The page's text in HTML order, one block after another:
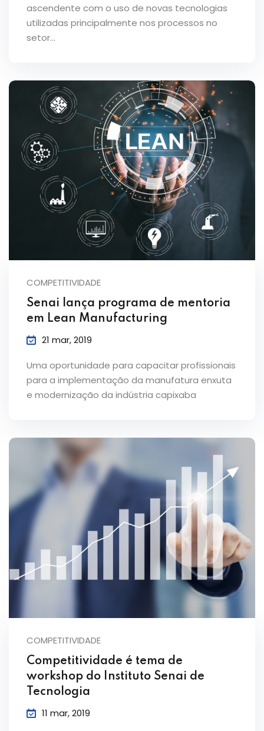
ascendente com o uso de novas tecnologias
utilizadas principalmente nos processos no
setor…
COMPETITIVIDADE
Senai lança programa de mentoria
em Lean Manufacturing
21 mar, 2019
Uma oportunidade para capacitar profissionais
para a implementação da manufatura enxuta
e modernização da indústria capixaba
COMPETITIVIDADE
Competitividade é tema de
workshop do Instituto Senai de
Tecnologia
11 mar, 2019